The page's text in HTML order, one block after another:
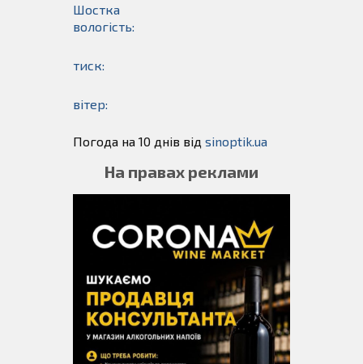
Шостка
вологість:
тиск:
вітер:
Погода на 10 днів від sinoptik.ua
На правах реклами